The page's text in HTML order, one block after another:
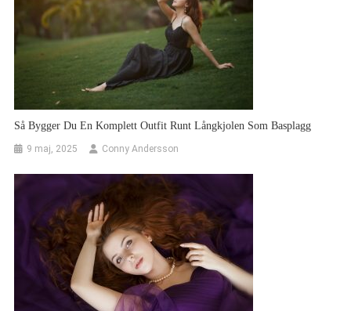
Så Bygger Du En Komplett Outfit Runt Långkjolen Som Basplagg
9 maj, 2025 Conny Andersson